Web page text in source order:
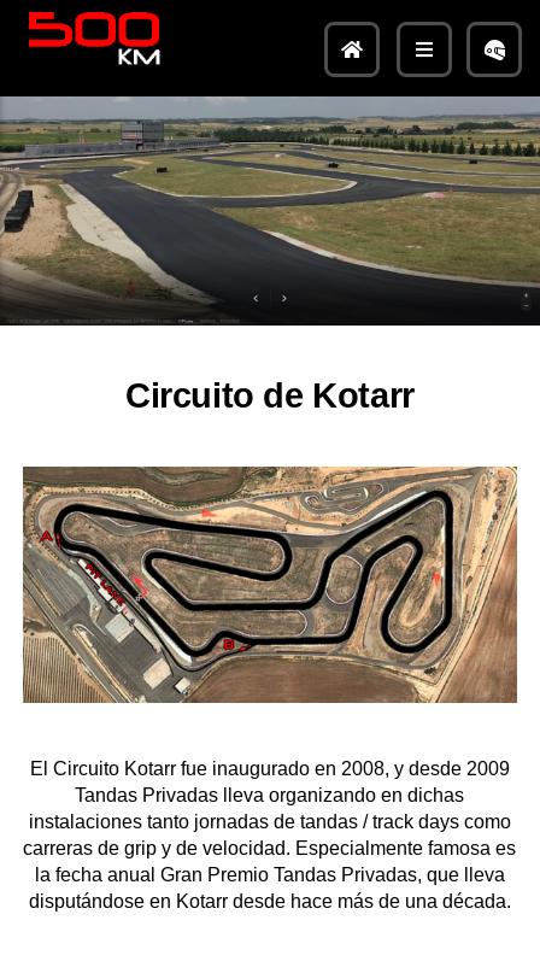
Circuito de Kotarr
El Circuito Kotarr fue inaugurado en 2008, y desde 2009
Tandas Privadas lleva organizando en dichas
instalaciones tanto jornadas de tandas / track days como
carreras de grip y de velocidad. Especialmente famosa es
la fecha anual Gran Premio Tandas Privadas, que lleva
disputándose en Kotarr desde hace más de una década.